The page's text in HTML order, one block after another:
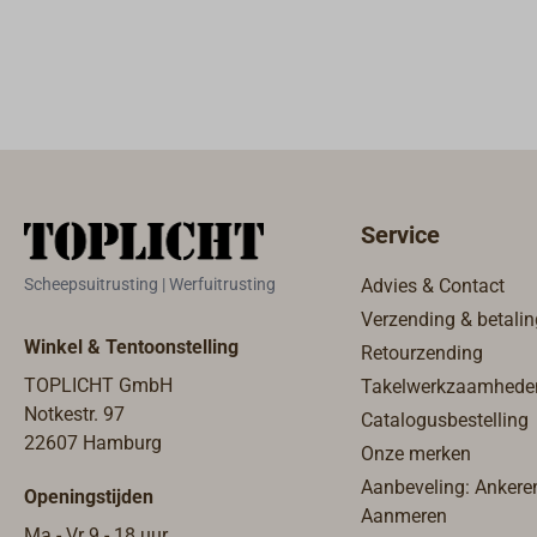
werken
auteur
pagina's,
formaat
Scheepsuitrusting | Werfuitrusting
Winkel & Tentoonstelling
TOPLICHT GmbH
Notkestr. 97
22607 Hamburg
Openingstijden
Service
Advies & Contact
Verzending &
Retourzending
Catalogusbestelling
Onze merken
Aanbeveling:
Aanmeren